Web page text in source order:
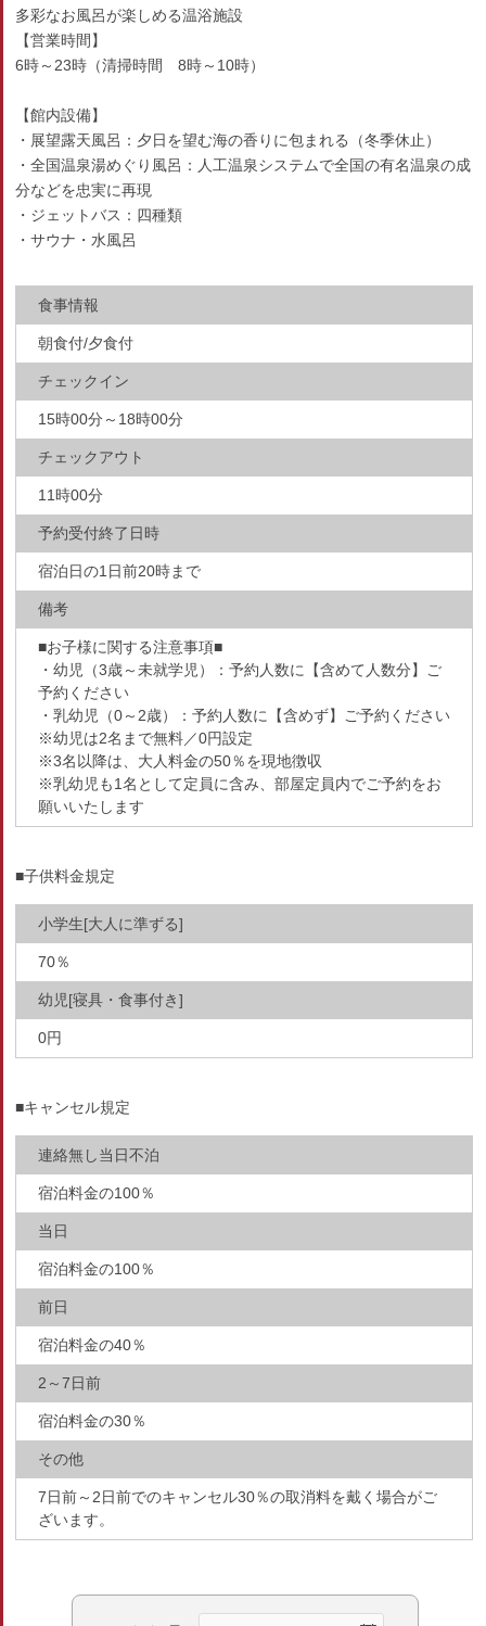
多彩なお風呂が楽しめる温浴施設
【営業時間】
6時～23時（清掃時間 8時～10時）
【館内設備】
・展望露天風呂：夕日を望む海の香りに包まれる（冬季休止）
・全国温泉湯めぐり風呂：人工温泉システムで全国の有名温泉の成
分などを忠実に再現
・ジェットバス：四種類
・サウナ・水風呂
食事情報
朝食付/夕食付
チェックイン
15時00分～18時00分
チェックアウト
11時00分
予約受付終了日時
宿泊日の1日前20時まで
備考
■お子様に関する注意事項■
・幼児（3歳～未就学児）：予約人数に【含めて人数分】ご
予約ください
・乳幼児（0～2歳）：予約人数に【含めず】ご予約ください
※幼児は2名まで無料／0円設定
※3名以降は、大人料金の50％を現地徴収
※乳幼児も1名として定員に含み、部屋定員内でご予約をお
願いいたします
■子供料金規定
小学生[大人に準ずる]
70％
幼児[寝具・食事付き]
0円
■キャンセル規定
連絡無し当日不泊
宿泊料金の100％
当日
宿泊料金の100％
前日
宿泊料金の40％
2～7日前
宿泊料金の30％
その他
7日前～2日前でのキャンセル30％の取消料を戴く場合がご
ざいます。